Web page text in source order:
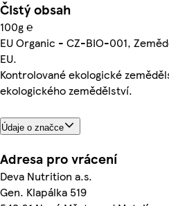
Čistý obsah
100g ℮
EU Organic - CZ-BIO-001,
EU.
Kontrolované ekologické
ekologického zemědělství.
Údaje o značce
Adresa pro vrácení
Deva Nutrition a.s.
Gen. Klapálka 519